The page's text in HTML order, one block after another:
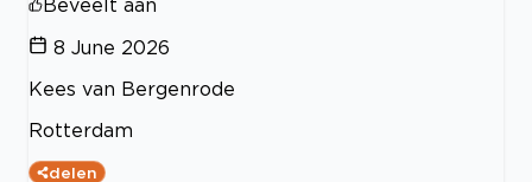
8 June 2026
Kees van Bergenrode
Rotterdam
delen